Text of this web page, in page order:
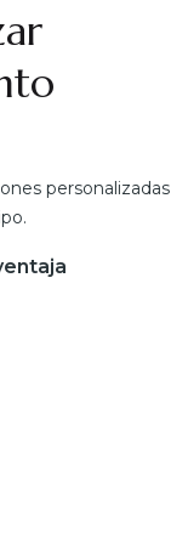
personalizadas